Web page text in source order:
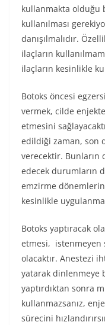
kullanmakta olduğu
kullanılması
danışılmalıdır.
ilaçların
ilaçların kesinlikle
Botoks öncesi
vermek, cilde enjekte
etmesini
edildiği zaman, son
verecektir. Bunların
edecek durumların
emzirme
kesinlikle
Botoks yaptıracak
etmesi, istenmeyen
olacaktır. Anestezi
yatarak dinlenmeye
yaptırdıktan sonra
kullanmazsanız,
sürecini